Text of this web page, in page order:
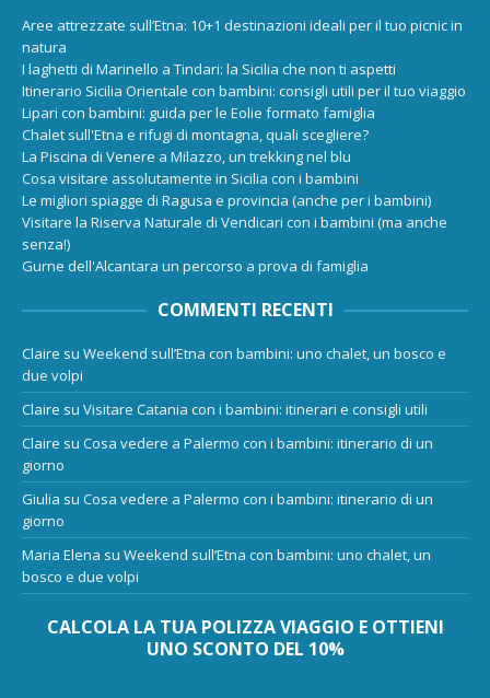
Aree attrezzate sull’Etna: 10+1 destinazioni ideali per il tuo picnic in
natura
I laghetti di Marinello a Tindari: la Sicilia che non ti aspetti
Itinerario Sicilia Orientale con bambini: consigli utili per il tuo viaggio
Lipari con bambini: guida per le Eolie formato famiglia
Chalet sull'Etna e rifugi di montagna, quali scegliere?
La Piscina di Venere a Milazzo, un trekking nel blu
Cosa visitare assolutamente in Sicilia con i bambini
Le migliori spiagge di Ragusa e provincia (anche per i bambini)
Visitare la Riserva Naturale di Vendicari con i bambini (ma anche
senza!)
Gurne dell'Alcantara un percorso a prova di famiglia
COMMENTI RECENTI
Claire su Weekend sull’Etna con bambini: uno chalet, un bosco e
due volpi
Claire su Visitare Catania con i bambini: itinerari e consigli utili
Claire su Cosa vedere a Palermo con i bambini: itinerario di un
giorno
Giulia su Cosa vedere a Palermo con i bambini: itinerario di un
giorno
Maria Elena su Weekend sull’Etna con bambini: uno chalet, un
bosco e due volpi
CALCOLA LA TUA POLIZZA VIAGGIO E OTTIENI
UNO SCONTO DEL 10%